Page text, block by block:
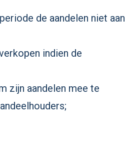
de aandelen niet aan
indien de
zijn aandelen mee te